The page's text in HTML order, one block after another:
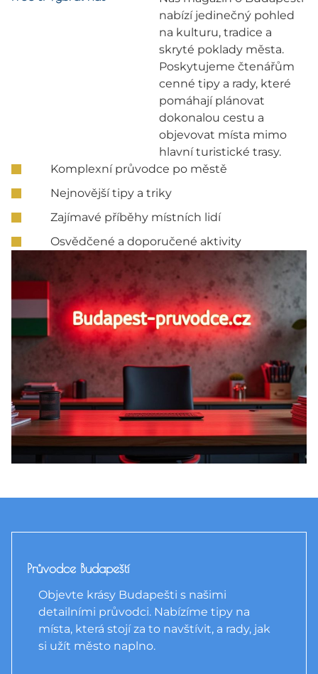
nabízí jedinečný pohled
na kulturu, tradice a
skryté poklady města.
Poskytujeme čtenářům
cenné tipy a rady, které
pomáhají plánovat
dokonalou cestu a
objevovat místa mimo
hlavní turistické trasy.
Komplexní průvodce po městě
Nejnovější tipy a triky
Zajímavé příběhy místních lidí
Osvědčené a doporučené aktivity
Průvodce Budapeští
Objevte krásy Budapešti s našimi
detailními průvodci. Nabízíme tipy na
místa, která stojí za to navštívit, a rady, jak
si užít město naplno.